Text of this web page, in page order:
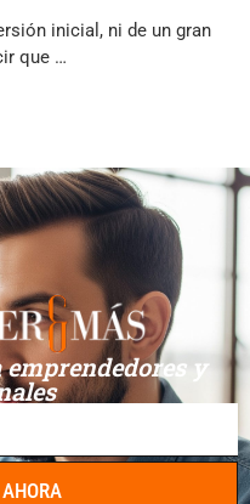
inicial, ni de un gran
que …
y